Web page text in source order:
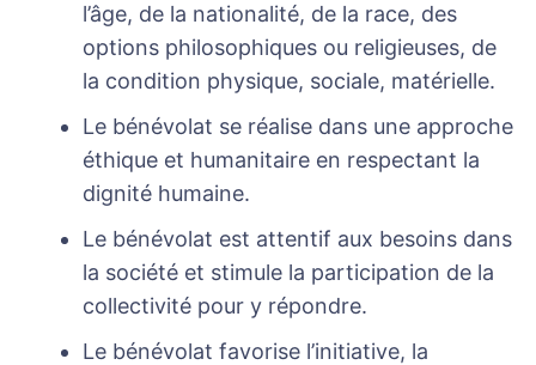
l’âge, de la nationalité, de la race, des
options philosophiques ou religieuses, de
la condition physique, sociale, matérielle.
Le bénévolat se réalise dans une approche
éthique et humanitaire en respectant la
dignité humaine.
Le bénévolat est attentif aux besoins dans
la société et stimule la participation de la
collectivité pour y répondre.
Le bénévolat favorise l’initiative, la